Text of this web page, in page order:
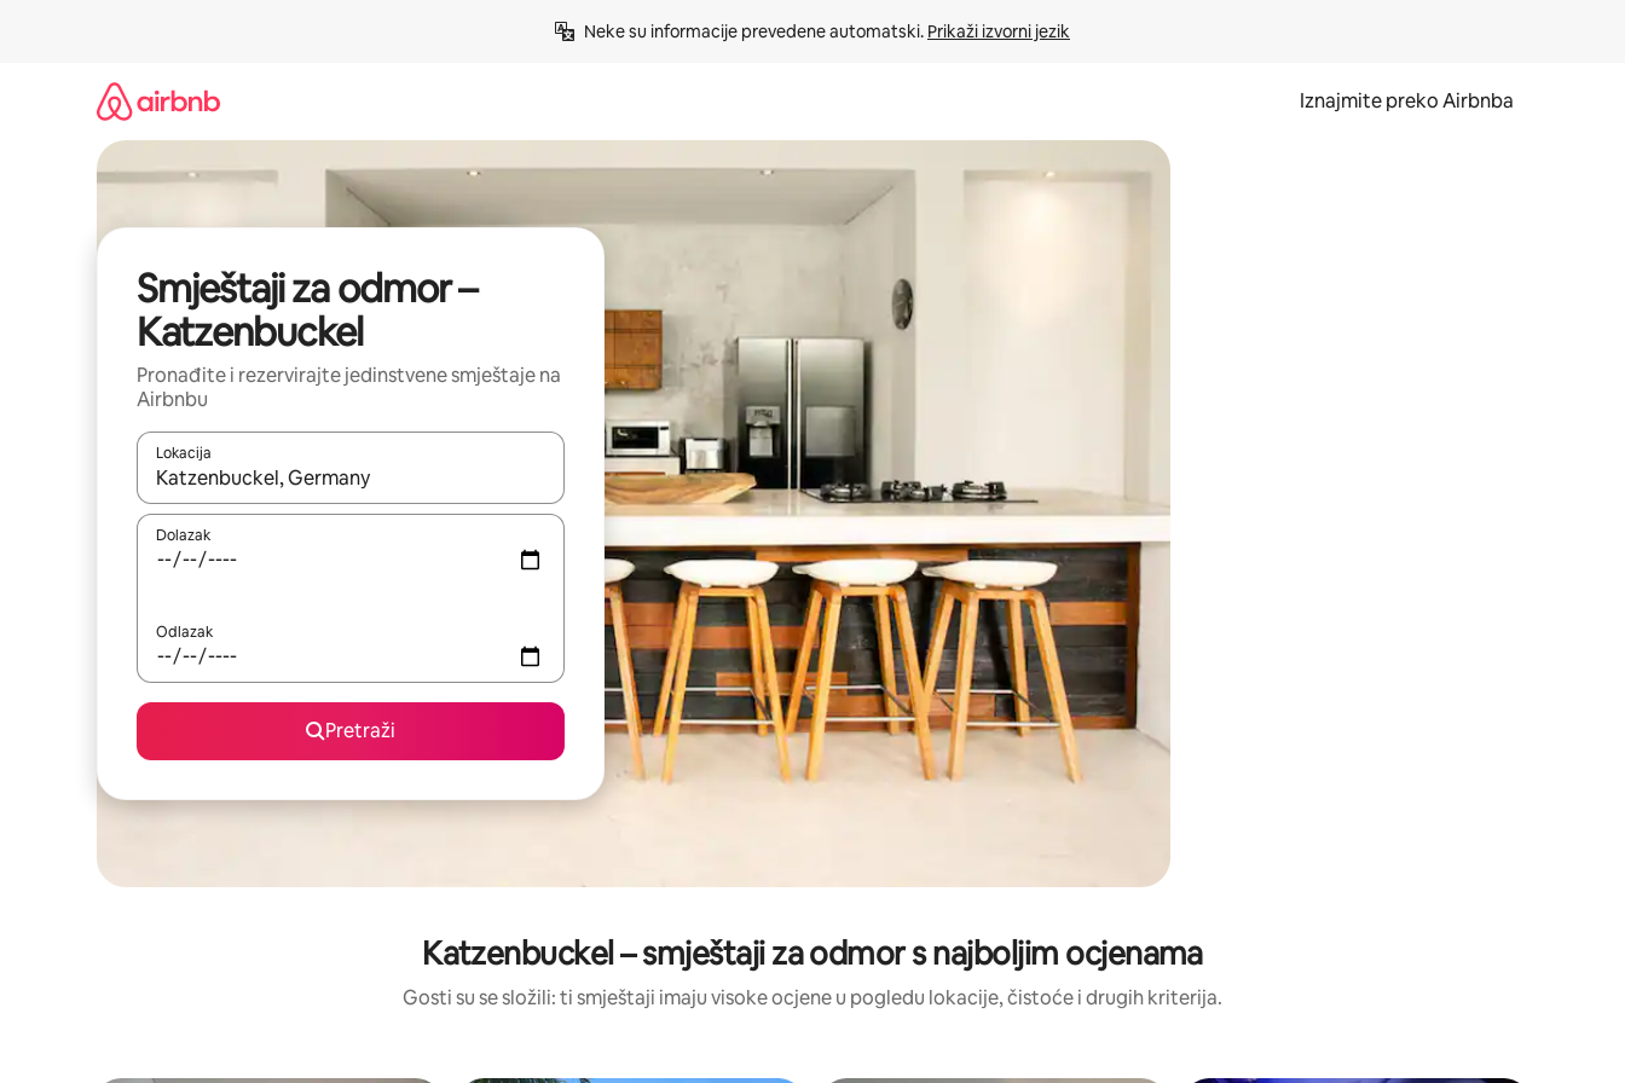
Neke su informacije prevedene automatski. Prikaži izvorni jezik
Iznajmite preko Airbnba
Smještaji za odmor –
Katzenbuckel
Pronađite i rezervirajte jedinstvene smještaje na
Airbnbu
Lokacija
Kada budu dostupni rezultati, moći ćete ih pregledati koristeći se strelicama prema gore i prema dolje, kao i dodirom ili prelaskom prstom po zaslonu.
Dolazak
Odlazak
Pretraži
Katzenbuckel – smještaji za odmor s najboljim ocjenama
Gosti su se složili: ti smještaji imaju visoke ocjene u pogledu lokacije, čistoće i drugih kriterija.